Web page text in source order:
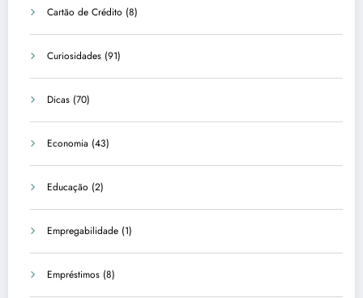
Cartão de Crédito (8)
Curiosidades (91)
Dicas (70)
Economia (43)
Educação (2)
Empregabilidade (1)
Empréstimos (8)